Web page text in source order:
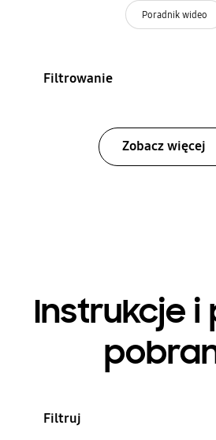
Poradnik wideo
Filtrowanie
Zobacz więcej
Instrukcje i
Filtruj